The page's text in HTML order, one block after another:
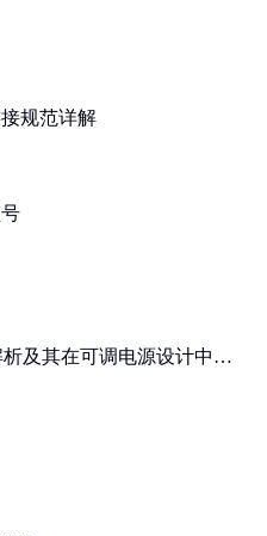
规范详解
及其在可调电源设计中的